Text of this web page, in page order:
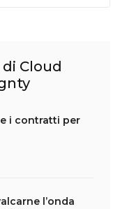
Cloud
i contratti per
l’onda